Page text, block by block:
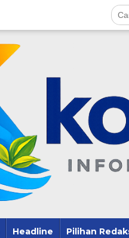
Headline Pilihan